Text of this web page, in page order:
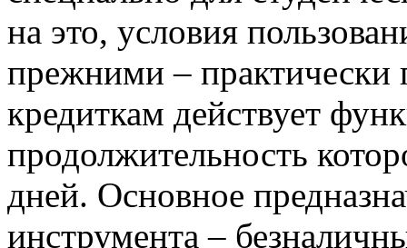
на это, условия
прежними – практически
кредиткам действует
продолжительность
дней. Основное
инструмента –